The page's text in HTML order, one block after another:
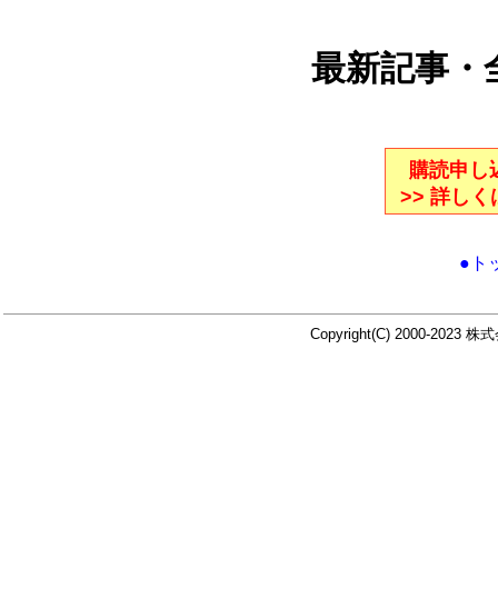
最新記事・
購読申し
>> 詳しく
●ト
Copyright(C) 2000-2023 株